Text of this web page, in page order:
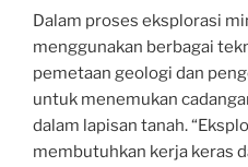
Dalam proses eksplorasi
menggunakan berbagai
pemetaan geologi dan
untuk menemukan
dalam lapisan tanah.
membutuhkan kerja keras